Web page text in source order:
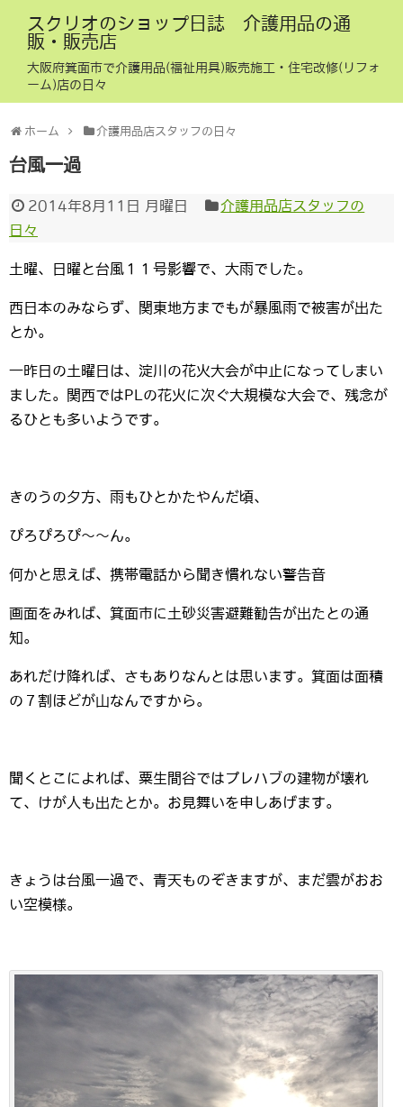
スクリオのショップ日誌 介護用品の通
販・販売店
大阪府箕面市で介護用品(福祉用具)販売施工・住宅改修(リフォ
ーム)店の日々
ホーム 介護用品店スタッフの日々
台風一過
2014年8月11日 月曜日
介護用品店スタッフの
日々
土曜、日曜と台風１１号影響で、大雨でした。
西日本のみならず、関東地方までもが暴風雨で被害が出た
とか。
一昨日の土曜日は、淀川の花火大会が中止になってしまい
ました。関西ではPLの花火に次ぐ大規模な大会で、残念が
るひとも多いようです。
きのうの夕方、雨もひとかたやんだ頃、
ぴろぴろぴ～～ん。
何かと思えば、携帯電話から聞き慣れない警告音
画面をみれば、箕面市に土砂災害避難勧告が出たとの通
知。
あれだけ降れば、さもありなんとは思います。箕面は面積
の７割ほどが山なんですから。
聞くとこによれば、粟生間谷ではプレハブの建物が壊れ
て、けが人も出たとか。お見舞いを申しあげます。
きょうは台風一過で、青天ものぞきますが、まだ雲がおお
い空模様。